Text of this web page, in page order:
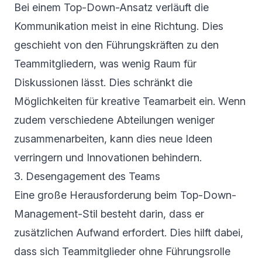
Bei einem Top-Down-Ansatz verläuft die
Kommunikation meist in eine Richtung. Dies
geschieht von den Führungskräften zu den
Teammitgliedern, was wenig Raum für
Diskussionen lässt. Dies schränkt die
Möglichkeiten für kreative Teamarbeit ein. Wenn
zudem verschiedene Abteilungen weniger
zusammenarbeiten, kann dies neue Ideen
verringern und Innovationen behindern.
3. Desengagement des Teams
Eine große Herausforderung beim Top-Down-
Management-Stil besteht darin, dass er
zusätzlichen Aufwand erfordert. Dies hilft dabei,
dass sich Teammitglieder ohne Führungsrolle